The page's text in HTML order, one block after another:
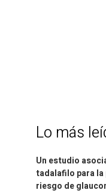
Lo más
Un estudio
tadalafilo para
riesgo de